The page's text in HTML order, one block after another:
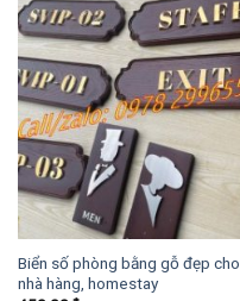
Biển số phòng bằng gỗ đẹp cho
nhà hàng, homestay